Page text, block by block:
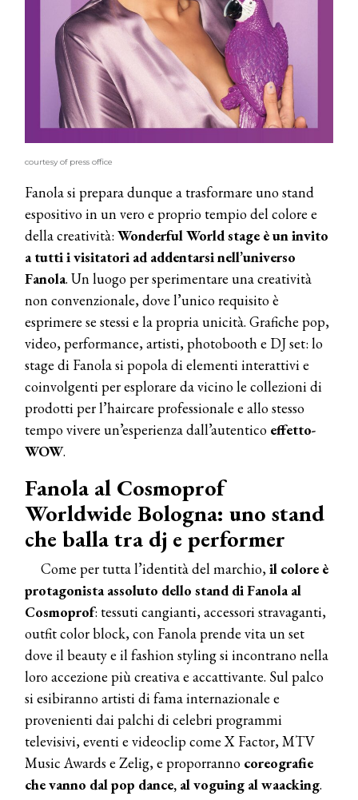
courtesy of press office
Fanola si prepara dunque a trasformare uno stand
espositivo in un vero e proprio tempio del colore e
della creatività: Wonderful World stage è un invito
a tutti i visitatori ad addentarsi nell’universo
Fanola. Un luogo per sperimentare una creatività
non convenzionale, dove l’unico requisito è
esprimere se stessi e la propria unicità. Grafiche pop,
video, performance, artisti, photobooth e DJ set: lo
stage di Fanola si popola di elementi interattivi e
coinvolgenti per esplorare da vicino le collezioni di
prodotti per l’haircare professionale e allo stesso
tempo vivere un’esperienza dall’autentico effetto-
WOW.
Fanola al Cosmoprof
Worldwide Bologna: uno stand
che balla tra dj e performer
Come per tutta l’identità del marchio,il colore è
protagonista assoluto dello stand di Fanola al
Cosmoprof: tessuti cangianti, accessori stravaganti,
outfit color block, con Fanola prende vita un set
dove il beauty e il fashion styling si incontrano nella
loro accezione più creativa e accattivante. Sul palco
si esibiranno artisti di fama internazionale e
provenienti dai palchi di celebri programmi
televisivi, eventi e videoclip come X Factor, MTV
Music Awards e Zelig, e proporranno coreografie
che vanno dal pop dance, al voguing al waacking.